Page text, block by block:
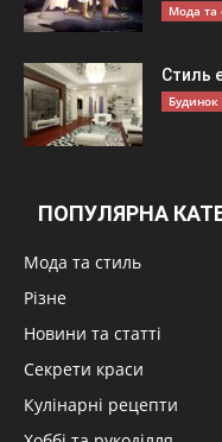
Мода та
Стиль
Будинок
ПОПУЛЯРНА
Мода та стиль
Різне
Новини та статті
Секрети краси
Кулінарні рецепти